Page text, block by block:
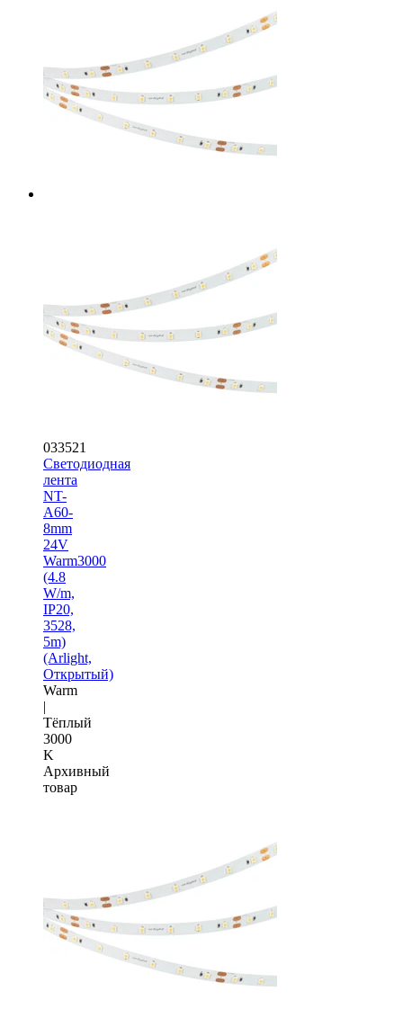
033521
Светодиодная
лента
NT-
A60-
8mm
24V
Warm3000
(4.8
W/m,
IP20,
3528,
5m)
(Arlight,
Открытый)
Warm
|
Тёплый
3000
K
Архивный
товар